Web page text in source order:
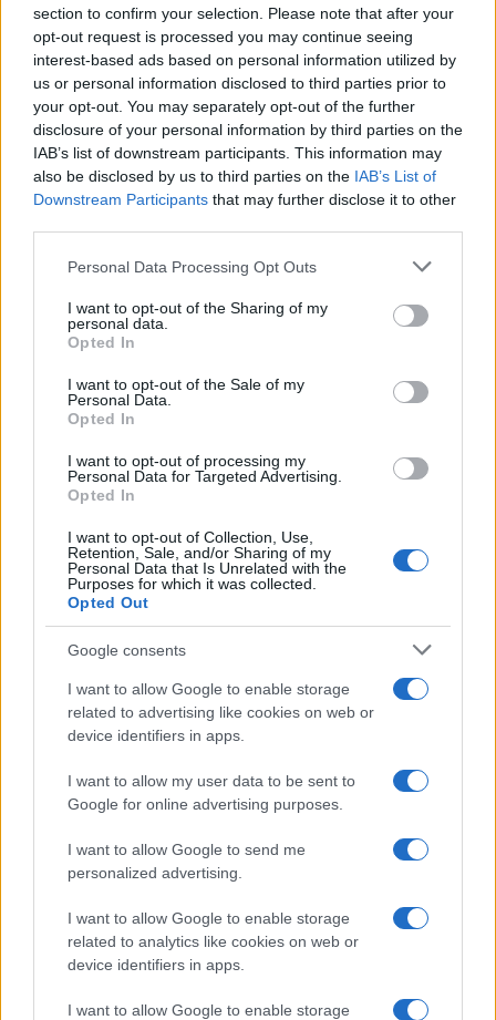
section to confirm your selection. Please note that after your
opt-out request is processed you may continue seeing
interest-based ads based on personal information utilized by
us or personal information disclosed to third parties prior to
your opt-out. You may separately opt-out of the further
disclosure of your personal information by third parties on the
IAB’s list of downstream participants. This information may
also be disclosed by us to third parties on the IAB’s List of
Downstream Participants that may further disclose it to other
Please note that this website/app uses one or more Google
not limited to your visit or usage behaviour. You may click to
grant or deny consent to Google and its third-party tags to
use your data for below specified purposes in below Google
consent section.
Personal Data Processing Opt Outs
I want to opt-out of the Sharing of my
personal data.
Opted In
I want to opt-out of the Sale of my
Personal Data.
Opted In
I want to opt-out of processing my
Personal Data for Targeted Advertising.
Opted In
I want to opt-out of Collection, Use,
Retention, Sale, and/or Sharing of my
Personal Data that Is Unrelated with the
Purposes for which it was collected.
Opted Out
Google consents
I want to allow Google to enable storage
related to advertising like cookies on web or
device identifiers in apps.
I want to allow my user data to be sent to
Google for online advertising purposes.
I want to allow Google to send me
personalized advertising.
I want to allow Google to enable storage
related to analytics like cookies on web or
device identifiers in apps.
I want to allow Google to enable storage
ΕΛΛΑΔΑ
Λυκαβηττός: Σε 57χρονη Ελληνίδα ανήκει η
σορός που βρέθηκε σε σπηλιά
8/08/2026 - 4:29μμ
ΕΛΛΑΔΑ
Παραδοσιακή μουσική βραδιά «Θράκη –
Μακεδονία – Πόντος» από τον Θερμαϊκό
Κορινού
8/08/2026 - 3:00μμ
Λυκαβηττός: Εντοπισμός ανθρώπινης σορού σε
σπηλιά στους Αγίους Ισιδώρους
8/08/2026 - 2:27μμ